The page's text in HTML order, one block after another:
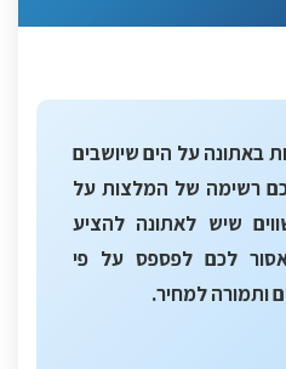
באתונה על הים שיושבים
רשימה של המלצות על
שיש לאתונה להציע
שאסור לכם לפספס על פי
ותמורה למחיר.